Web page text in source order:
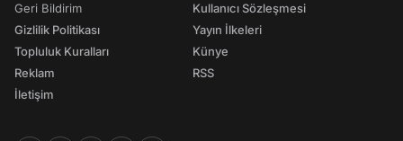
Geri Bildirim
Gizlilik Politikası
Topluluk Kuralları
Reklam
İletişim
Kullanıcı Sözleşmesi
Yayın İlkeleri
Künye
RSS